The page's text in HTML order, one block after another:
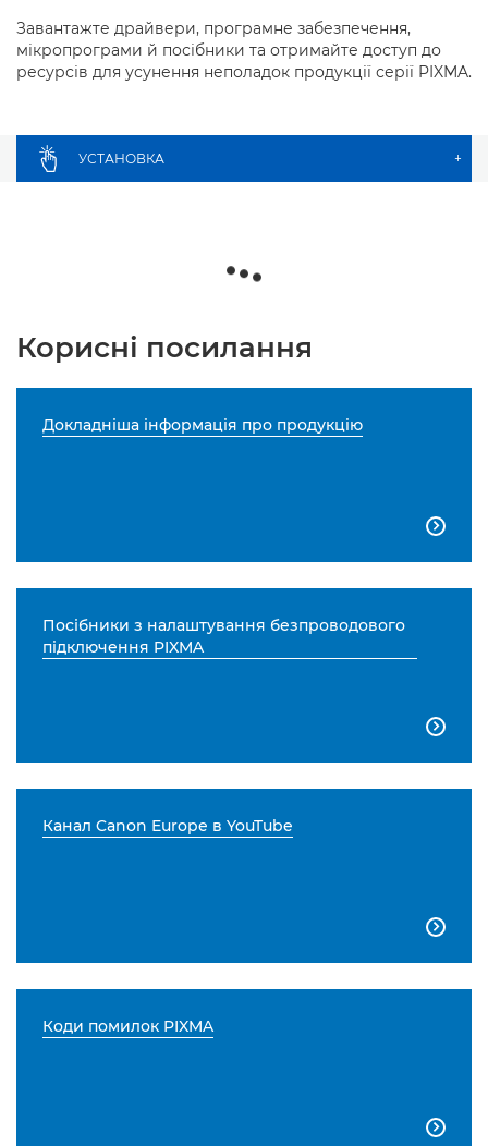
Завантажте драйвери, програмне забезпечення,
мікропрограми й посібники та отримайте доступ до
ресурсів для усунення неполадок продукції серії PIXMA.
УСТАНОВКА +
Корисні посилання
Докладніша інформація про продукцію

Посібники з налаштування безпроводового
підключення PIXMA

Канал Canon Europe в YouTube

Коди помилок PIXMA
